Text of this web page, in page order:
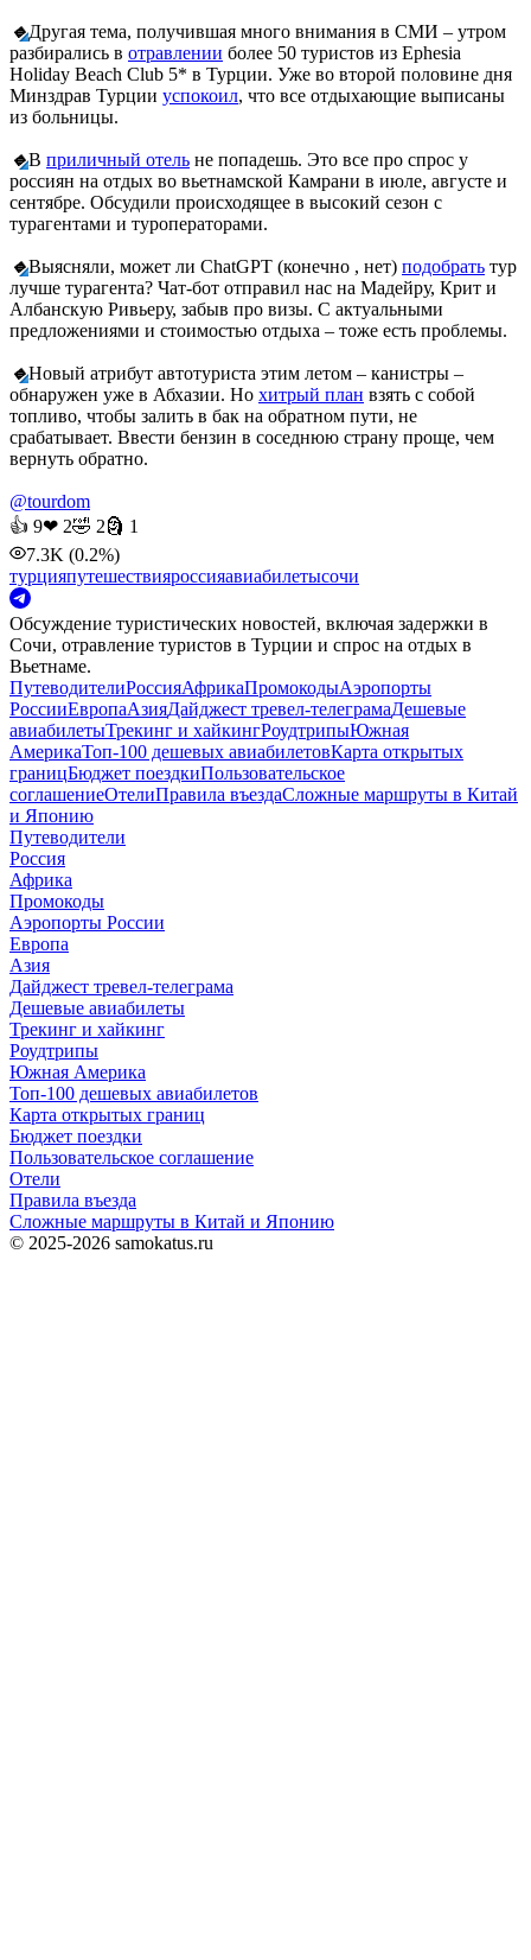
🔹Другая тема, получившая много внимания в СМИ – утром
разбирались в отравлении более 50 туристов из Ephesia
Holiday Beach Club 5* в Турции. Уже во второй половине дня
Минздрав Турции успокоил, что все отдыхающие выписаны
из больницы.
🔹В приличный отель не попадешь. Это все про спрос у
россиян на отдых во вьетнамской Камрани в июле, августе и
сентябре. Обсудили происходящее в высокий сезон с
турагентами и туроператорами.
🔹Выясняли, может ли ChatGPT (конечно , нет) подобрать тур
лучше турагента? Чат-бот отправил нас на Мадейру, Крит и
Албанскую Ривьеру, забыв про визы. С актуальными
предложениями и стоимостью отдыха – тоже есть проблемы.
🔹Новый атрибут автотуриста этим летом – канистры –
обнаружен уже в Абхазии. Но хитрый план взять с собой
топливо, чтобы залить в бак на обратном пути, не
срабатывает. Ввести бензин в соседнюю страну проще, чем
вернуть обратно.
@tourdom
👍 9❤ 2🤣 2🗿 1
7.3K (0.2%)
турцияпутешествияроссияавиабилетысочи
Обсуждение туристических новостей, включая задержки в
Сочи, отравление туристов в Турции и спрос на отдых в
Вьетнаме.
ПутеводителиРоссияАфрикаПромокодыАэропорты
РоссииЕвропаАзияДайджест тревел-телеграмаДешевые
авиабилетыТрекинг и хайкингРоудтрипыЮжная
АмерикаТоп-100 дешевых авиабилетовКарта открытых
границБюджет поездкиПользовательское
соглашениеОтелиПравила въездаСложные маршруты в Китай
и Японию
Путеводители
Россия
Африка
Промокоды
Аэропорты России
Европа
Азия
Дайджест тревел-телеграма
Дешевые авиабилеты
Трекинг и хайкинг
Роудтрипы
Южная Америка
Топ-100 дешевых авиабилетов
Карта открытых границ
Бюджет поездки
Пользовательское соглашение
Отели
Правила въезда
Сложные маршруты в Китай и Японию
© 2025-2026 samokatus.ru